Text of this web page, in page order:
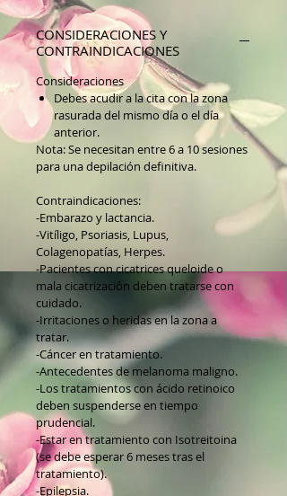
CONSIDERACIONES Y
CONTRAINDICACIONES
Consideraciones
Debes acudir a la cita con la zona
rasurada del mismo día o el día
anterior.
Nota: Se necesitan entre 6 a 10 sesiones
para una depilación definitiva.
Contraindicaciones:
-Embarazo y lactancia.
-Vitíligo, Psoriasis, Lupus,
Colagenopatías, Herpes.
-Pacientes con cicatrices queloide o
mala cicatrización deben tratarse con
cuidado.
-Irritaciones o heridas en la zona a
tratar.
-Cáncer en tratamiento.
-Antecedentes de melanoma maligno.
-Los tratamientos con ácido retinoico
deben suspenderse en tiempo
prudencial.
-Estar en tratamiento con Isotreitoina
(se debe esperar 6 meses tras el
tratamiento).
-Epilepsia.